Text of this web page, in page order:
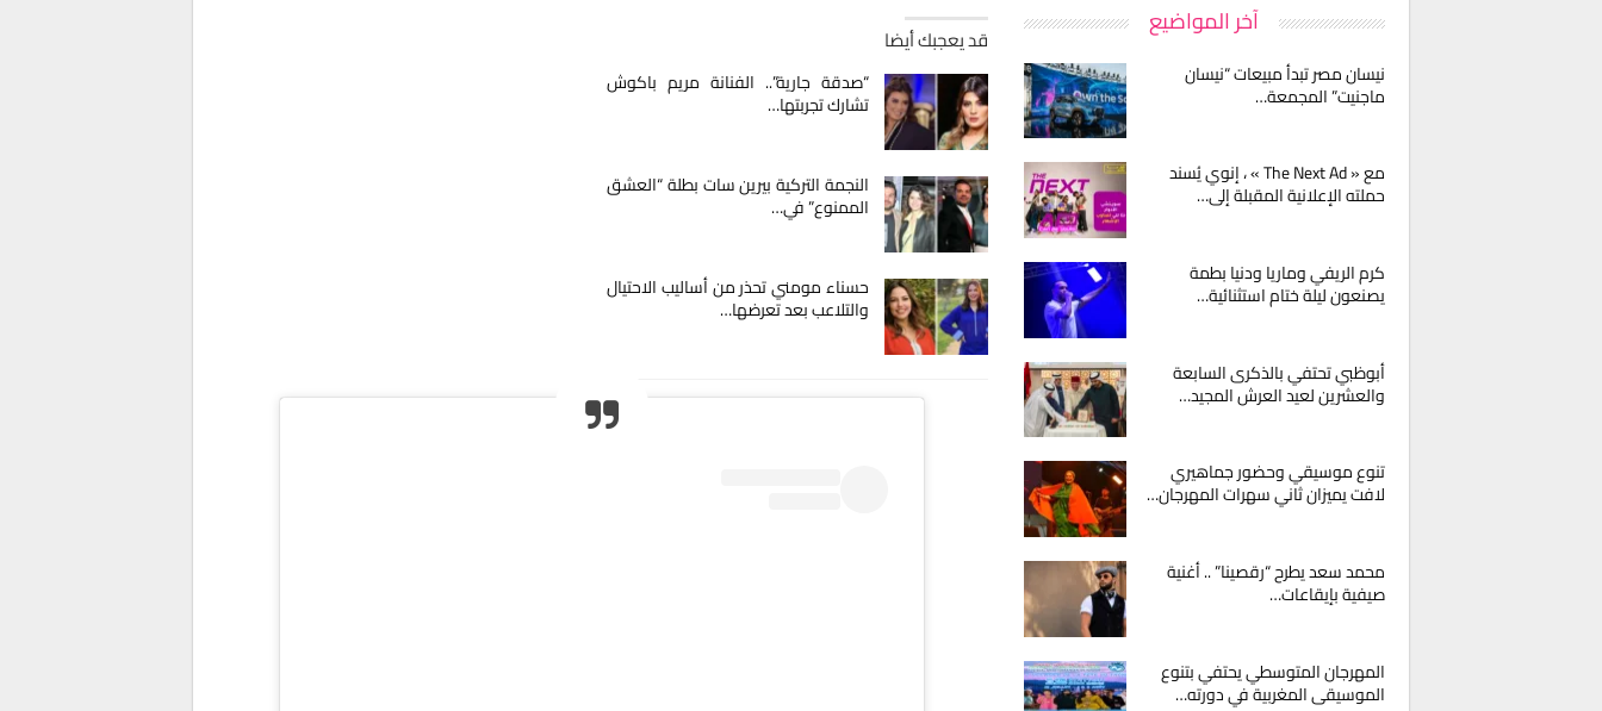
قد يعجبك أيضا
“صدقة جارية”.. الفنانة مريم باكوش
تشارك تجربتها…
النجمة التركية بيرين سات بطلة “العشق
الممنوع” في…
حسناء مومني تحذر من أساليب الاحتيال
والتلاعب بعد تعرضها…
آخر المواضيع
نيسان مصر تبدأ مبيعات “نيسان
ماجنيت” المجمعة…
مع « The Next Ad » ، إنوي يُسند
حملته الإعلانية المقبلة إلى…
كرم الريفي وماريا ودنيا بطمة
يصنعون ليلة ختام استثنائية…
أبوظبي تحتفي بالذكرى السابعة
والعشرين لعيد العرش المجيد…
تنوع موسيقي وحضور جماهيري
لافت يميزان ثاني سهرات المهرجان…
محمد سعد يطرح “رقصينا” .. أغنية
صيفية بإيقاعات…
المهرجان المتوسطي يحتفي بتنوع
الموسيقى المغربية في دورته…